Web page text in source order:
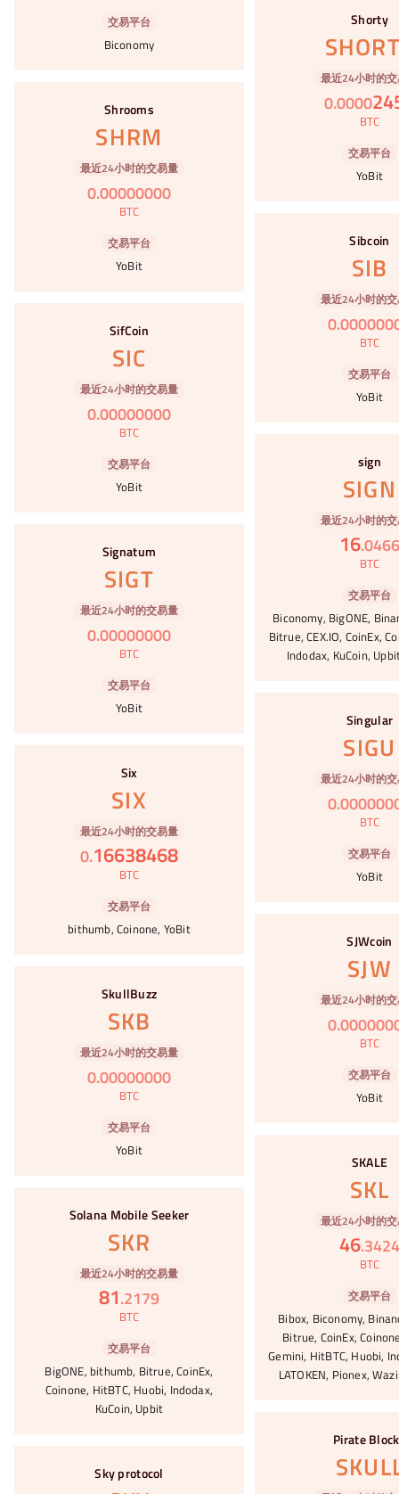
交易平台
Biconomy
Shorty
最近24小时的
0.0000
BTC
交易平台
YoBit
Shrooms
SHRM
最近24小时的交易量
0.00000000
BTC
交易平台
YoBit
Sibcoin
SIB
最近24小时的
0.
BTC
交易平台
YoBit
SifCoin
SIC
最近24小时的交易量
0.00000000
BTC
交易平台
YoBit
sign
SIGN
最近24小时的
16.0466
BTC
交易平台
Biconomy, BigONE,
Bitrue, CEX.IO, CoinEx,
Indodax, KuCoin,
Signatum
SIGT
最近24小时的交易量
0.00000000
BTC
交易平台
YoBit
Singular
SIGU
最近24小时的
0.
BTC
交易平台
YoBit
Six
SIX
最近24小时的交易量
0.16638468
BTC
交易平台
bithumb, Coinone, YoBit
SJWcoin
SJW
最近24小时的
0.
BTC
交易平台
YoBit
SkullBuzz
SKB
最近24小时的交易量
0.00000000
BTC
交易平台
YoBit
SKALE
SKL
最近24小时的
46.3424
BTC
交易平台
Bibox, Biconomy,
Bitrue, CoinEx,
Gemini, HitBTC, Huobi,
LATOKEN, Pionex,
Solana Mobile Seeker
SKR
最近24小时的交易量
81.2179
BTC
交易平台
BigONE, bithumb, Bitrue, CoinEx,
Coinone, HitBTC, Huobi, Indodax,
KuCoin, Upbit
Pirate
Sky protocol